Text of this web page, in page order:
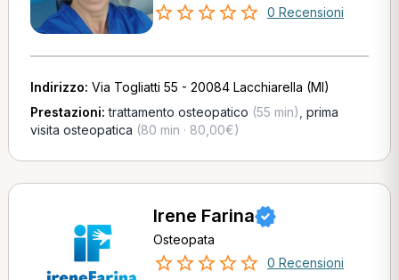
0 Recensioni
Indirizzo: Via Togliatti 55 - 20084 Lacchiarella (MI)
Prestazioni:trattamento osteopatico (55 min) prima
visita osteopatica (80 min · 80,00€)
Irene Farina
Osteopata
0 Recensioni